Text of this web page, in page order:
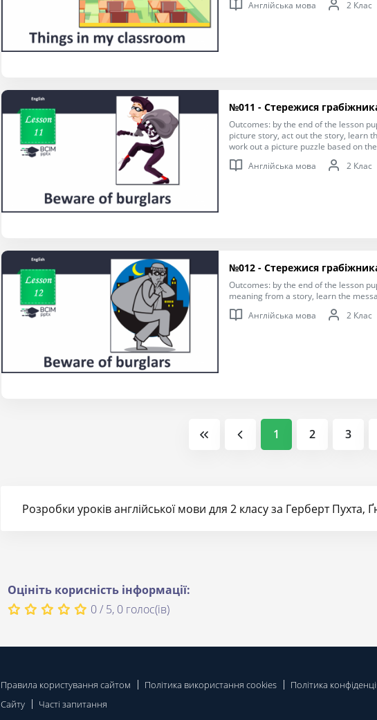
Англійська мова
2 Клас
№011 - Стережися
Outcomes: by the end of the lesson
picture story, act out the story, learn
work out a picture puzzle based on
Англійська мова
2 Клас
№012 - Стережися
Outcomes: by the end of the lesson
meaning from a story, learn the
Англійська мова
2 Клас
1 2 3
Розробки уроків англійської мови для 2 класу за Герберт
Оцініть корисність інформації:
0 / 5, 0 голос(ів)
Правила користування сайтом Політика використання cookies Політика
Сайту
Часті запитання